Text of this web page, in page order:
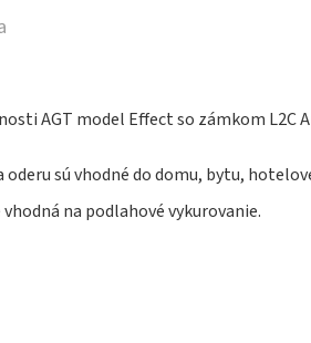
AGT model Effect so zámkom L2C
sú vhodné do domu, bytu,
na podlahové vykurovanie.